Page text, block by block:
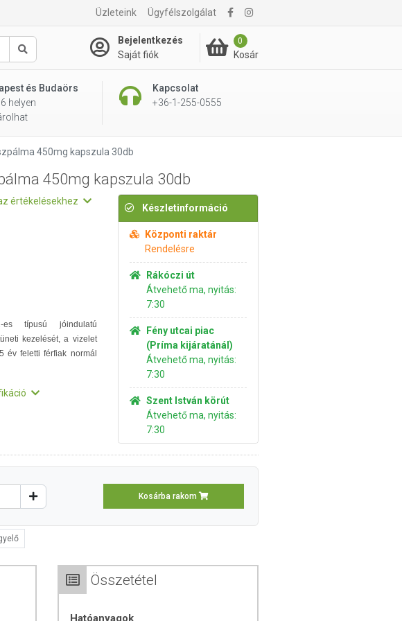
Üzleteink Ügyfélszolgálat
Keresés
Bejelentkezés
Saját fiók
0
Kosár
és Budaörs
helyen
Kapcsolat
+36-1-255-0555
2 490 Ft Kosárba rakom
450mg kapszula 30db
450mg kapszula 30db
értékelésekhez
típusú jóindulatú
kezelését, a vizelet
év feletti férfiak normál
Készletinformáció
Központi raktár
Rendelésre
Rákóczi út
Átvehető ma, nyitás:
7:30
Fény utcai piac
(Príma kijáratánál)
Átvehető ma, nyitás:
7:30
Szent István körút
Átvehető ma, nyitás:
7:30
Kosárba rakom
Összetétel
Hatóanyagok